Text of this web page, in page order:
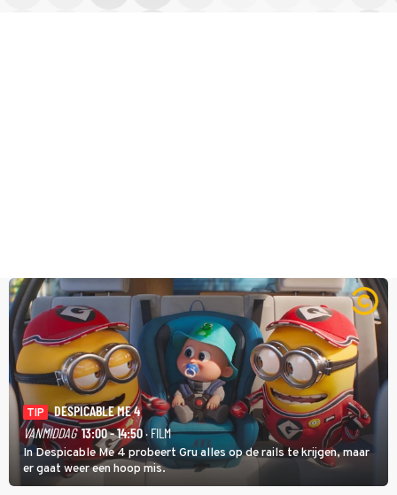
TIP
DESPICABLE ME 4
VANMIDDAG 13:00 - 14:50· FILM
In Despicable Me 4 probeert Gru alles op de rails te krijgen, maar
er gaat weer een hoop mis.